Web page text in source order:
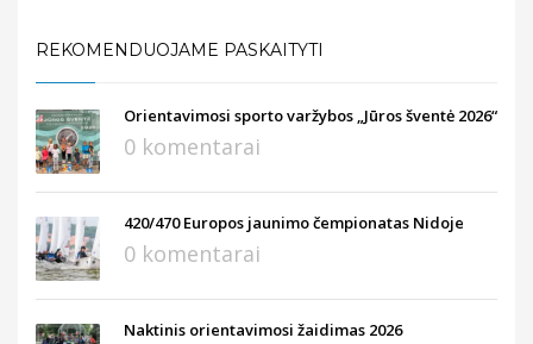
REKOMENDUOJAME PASKAITYTI
Orientavimosi sporto varžybos „Jūros šventė 2026“
0 komentarai
420/470 Europos jaunimo čempionatas Nidoje
0 komentarai
Naktinis orientavimosi žaidimas 2026